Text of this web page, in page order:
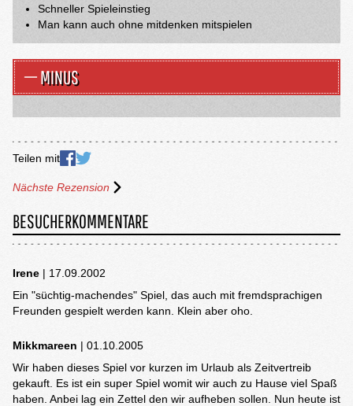
Schneller Spieleinstieg
Man kann auch ohne mitdenken mitspielen
MINUS
Teilen mit
Nächste Rezension
BESUCHERKOMMENTARE
Irene | 17.09.2002
Ein "süchtig-machendes" Spiel, das auch mit fremdsprachigen
Freunden gespielt werden kann. Klein aber oho.
Mikkmareen | 01.10.2005
Wir haben dieses Spiel vor kurzen im Urlaub als Zeitvertreib
gekauft. Es ist ein super Spiel womit wir auch zu Hause viel Spaß
haben. Anbei lag ein Zettel den wir aufheben sollen. Nun heute ist